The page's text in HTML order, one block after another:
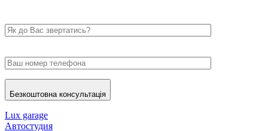
Безкоштовна консультація
Lux garage
Автостудия